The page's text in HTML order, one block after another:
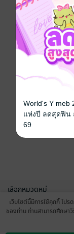
เลือกหมวดหมู่
บริการช่วยเหลือ
เว็บไซต์นี้มีการใช้คุกกี้ โป
ของท่าน ท่านสามารถศึกษา
World's Y meb
แห่งปี ลดสุดฟิน
69